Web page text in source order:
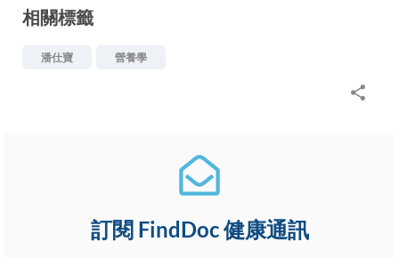
相關標籤
潘仕寶 營養學
訂閱 FindDoc 健康通訊